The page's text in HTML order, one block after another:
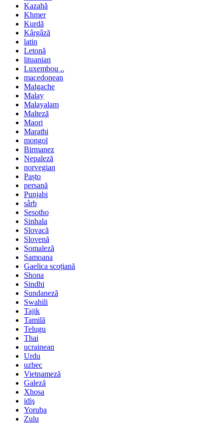
Kazahă
Khmer
Kurdă
Kârgâză
latin
Letonă
lituanian
Luxembou ..
macedonean
Malgache
Malay
Malayalam
Malteză
Maori
Marathi
mongol
Birmanez
Nepaleză
norvegian
Pașto
persană
Punjabi
sârb
Sesotho
Sinhala
Slovacă
Slovenă
Somaleză
Samoana
Gaelica scoțiană
Shona
Sindhi
Sundaneză
Swahili
Tajik
Tamilă
Telugu
Thai
ucrainean
Urdu
uzbec
Vietnameză
Galeză
Xhosa
idiş
Yoruba
Zulu